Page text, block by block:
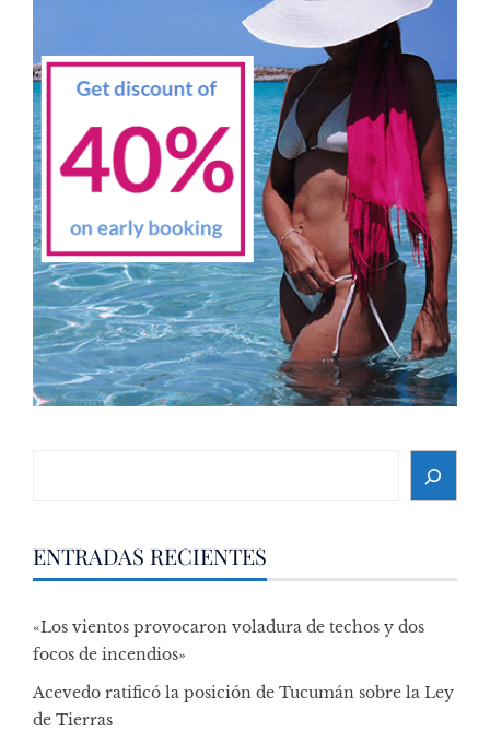
ENTRADAS RECIENTES
«Los vientos provocaron voladura de techos y dos
focos de incendios»
Acevedo ratificó la posición de Tucumán sobre la Ley
de Tierras